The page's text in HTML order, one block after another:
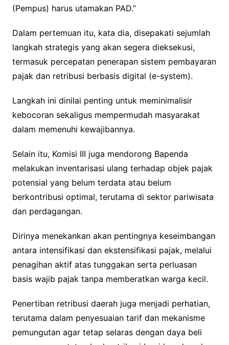
(Pempus) harus utamakan PAD.”
Dalam pertemuan itu, kata dia, disepakati sejumlah
langkah strategis yang akan segera dieksekusi,
termasuk percepatan penerapan sistem pembayaran
pajak dan retribusi berbasis digital (e-system).
Langkah ini dinilai penting untuk meminimalisir
kebocoran sekaligus mempermudah masyarakat
dalam memenuhi kewajibannya.
Selain itu, Komisi III juga mendorong Bapenda
melakukan inventarisasi ulang terhadap objek pajak
potensial yang belum terdata atau belum
berkontribusi optimal, terutama di sektor pariwisata
dan perdagangan.
Dirinya menekankan akan pentingnya keseimbangan
antara intensifikasi dan ekstensifikasi pajak, melalui
penagihan aktif atas tunggakan serta perluasan
basis wajib pajak tanpa memberatkan warga kecil.
Penertiban retribusi daerah juga menjadi perhatian,
terutama dalam penyesuaian tarif dan mekanisme
pemungutan agar tetap selaras dengan daya beli